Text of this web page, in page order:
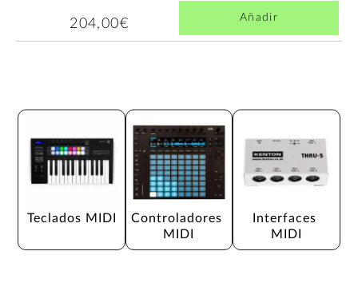
204,00€ Añadir
Teclados MIDI
Controladores
MIDI
Interfaces
MIDI